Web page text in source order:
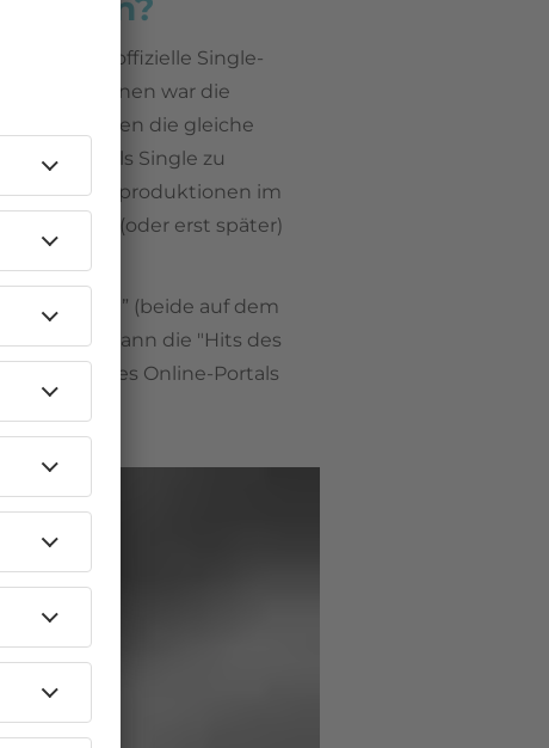
. Eine offizielle Single-
Zum einen war die
allen Platten die gleiche
Lieder als Single zu
Rundfunkproduktionen im
auf Platte (oder erst später)
“Beatkiste” (beide auf dem
wurden dann die "Hits des
sich laut des Online-Portals